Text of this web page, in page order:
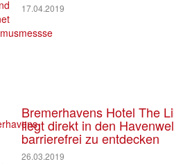
17.04.2019
Bremerhavens Hotel The
liegt direkt in den
barrierefrei zu entdecken
26.03.2019